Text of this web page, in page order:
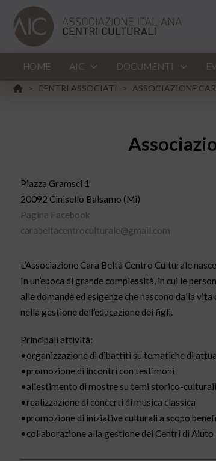
HOME AIC DOCUMENTI
HOME
> CENTRI ASSOCIATI > ASSOCIAZIONE
Piazza Gramsci 1
20092 Cinisello Balsamo (Mi)
Pagina Facebook
carabeltacentroculturale@gmail.com
L’Associazione Cara Beltà Centro Culturale
In un’epoca di grande complessità, in cui le
alle domande ed esigenze che nascono dalla
nella gestione dell’educazione dei figli.
Principali attività:
•organizzazione di dibattiti su tematiche di
•promozione di incontri con testimoni
•allestimento di mostre su temi storico-
•realizzazione di concerti di musica classica
•promozione di iniziative culturali a scopo
•collaborazione alla gestione dei Centri di Aiuto